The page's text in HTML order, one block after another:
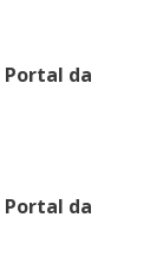
da
da